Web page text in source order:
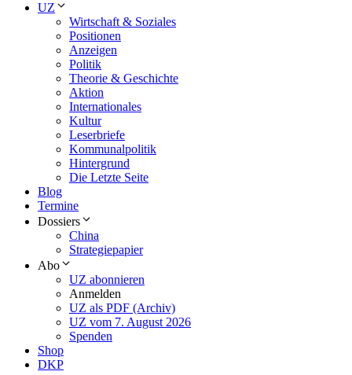
UZ
Wirtschaft & Soziales
Positionen
Anzeigen
Politik
Theorie & Geschichte
Aktion
Internationales
Kultur
Leserbriefe
Kommunalpolitik
Hintergrund
Die Letzte Seite
Blog
Termine
Dossiers
China
Strategiepapier
Abo
UZ abonnieren
Anmelden
UZ als PDF (Archiv)
UZ vom 7. August 2026
Spenden
Shop
DKP